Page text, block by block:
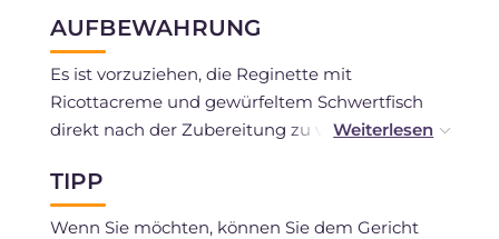
AUFBEWAHRUNG
Es ist vorzuziehen, die Reginette mit
Ricottacreme und gewürfeltem Schwertfisch
direkt nach der Zubereitung zu verzehren,
in einem hermetisch verschlossenen Behälter
im Kühlschrank aufbewahren.
TIPP
Wenn Sie möchten, können Sie dem Gericht